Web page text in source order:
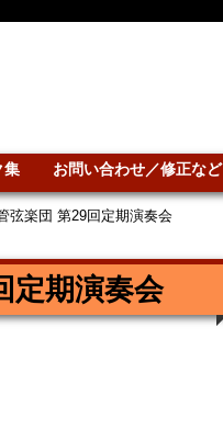
集 お問い合わせ／修正など
弦楽団 第29回定期演奏会
定期演奏会